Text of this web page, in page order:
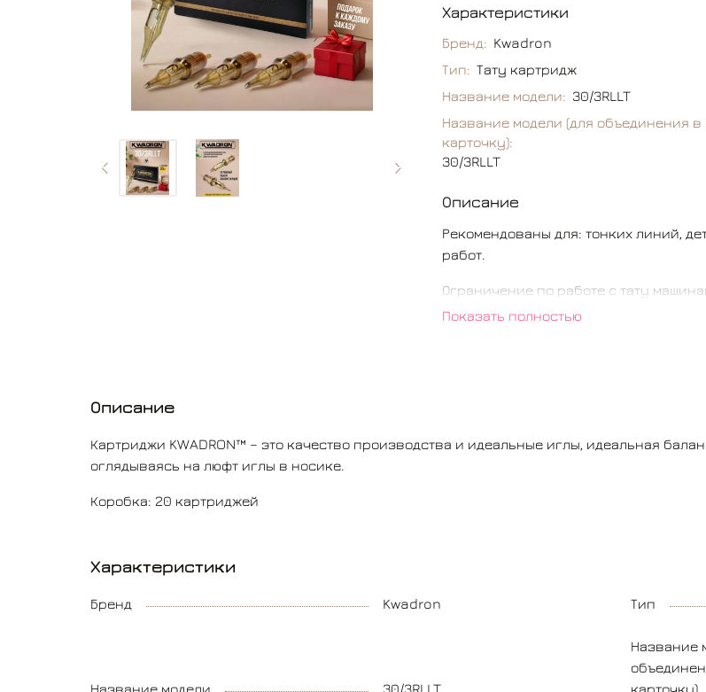
Характеристики
Бренд: Kwadron
Тип: Тату картридж
Название модели: 30/3RLLT
Название модели (для объединения в
карточку):
30/3RLLT
Описание
Рекомендованы для: тонких линий,
работ.
Ограничение по работе c тату
Картриджи KWADRON™ – это качество
Показать полностью
Описание
Картриджи KWADRON™ – это качество производства и идеальные иглы, идеальная
оглядываясь на люфт иглы в носике.
Коробка: 20 картриджей
Характеристики
Бренд Kwadron Тип
Название модели 30/3RLLT
Название
карточку)